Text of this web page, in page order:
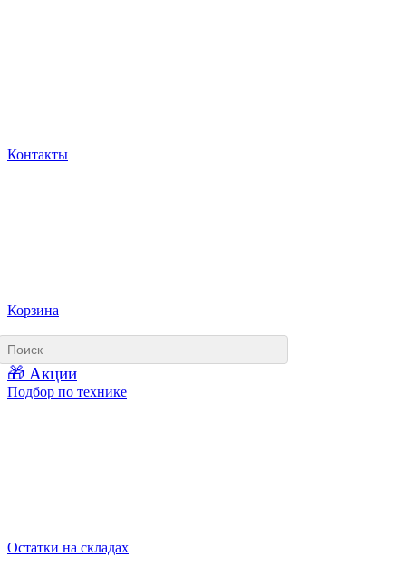
Контакты
Корзина
🎁 Акции
Подбор по технике
Остатки на складах